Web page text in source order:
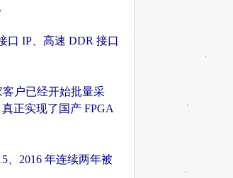
口 IP、高速 DDR 接口
户已经开始批量采
正实现了国产 FPGA
、2016 年连续两年被